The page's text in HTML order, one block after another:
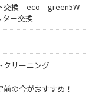
交換 eco green5W-
ー交換
リーニング
の今がおすすめ！